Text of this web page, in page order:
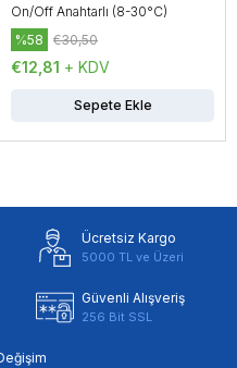
On/Off Anahtarlı (8-30°C)
€12,81 + KDV
%58 €30,50
Sepete Ekle
Ücretsiz Kargo
5000 TL ve Üzeri
Güvenli Alışveriş
256 Bit SSL